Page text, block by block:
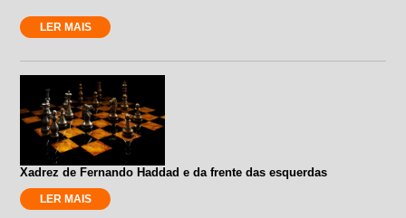
LER MAIS
Xadrez de Fernando Haddad e da frente das esquerdas
LER MAIS